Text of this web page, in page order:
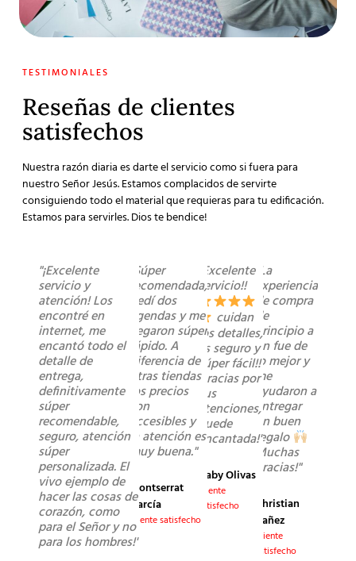
TESTIMONIALES
Reseñas de clientes
satisfechos
Nuestra razón diaria es darte el servicio como si fuera para
nuestro Señor Jesús. Estamos complacidos de servirte
consiguiendo todo el material que requieras para tu edificación.
Estamos para servirles. Dios te bendice!
"¡Excelente
servicio y
atención! Los
encontré en
internet, me
encantó todo el
detalle de
entrega,
definitivamente
súper
recomendable,
seguro, atención
súper
personalizada. El
vivo ejemplo de
hacer las cosas de
corazón, como
para el Señor y no
para los hombres!"
"Súper
recomendada,
pedí dos
agendas y me
llegaron súper
rápido. A
diferencia de
otras tiendas
los precios
son
accesibles y
la atención es
muy buena."
Montserrat
García
Cliente satisfecho
"Excelente
servicio!!
cuidan
los detalles,
es seguro y
súper fácil!!
Gracias por
sus
atenciones,
quede
encantada!"
Gaby Olivas
Cliente
satisfecho
"La
experiencia
de compra
de
principio a
fin fue de
lo mejor y
me
ayudaron a
entregar
un buen
regalo
Muchas
gracias!"
Christian
Yañez
Cliente
satisfecho